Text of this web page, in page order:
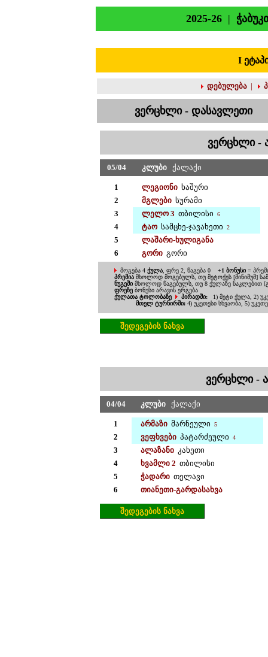
2025-26 |
I
დებულება |
ვერცხლი - დასავლეთი
ვერცხლი -
05/04 კლუბი ქალაქი
1 ლეგიონი ხაშური
2
მგლები სურამი
3
ლელო 3 თბილისი 6
4
ტაო სამცხე-ჯავახეთი 2
5
ლაშარი-ხულიგანა
6
გორი გორი
მოგება 4 ქულა, ფრე 2, წაგება 0 +1 ბონუსი =
პრემია მხოლოდ მოგებულს, თუ მეტოქეს [მინიმუმ]
ნუგეში მხოლოდ წაგებულს, თუ 8 ქულაზე ნაკლებით
ფრეზე ბონუსი არავის ერგება
ქულათა ტოლობაზე
პირადში:
1) მეტი ქულა, 2)
მთელ ტურნირში: 4) უკეთესი სხვაობა, 5)
შედეგები ს ნახვა
ვერცხლი -
04/04 კლუბი ქალაქი
1 არმაზი მარნეული 5
2 ვეფხვები პატარძეული 4
3 ალაზანი კახეთი
4
ხვამლი 2 თბილისი
5
ჭადარი თელავი
6
თიანეთი-გარდასახვა
შედეგების ნახვა